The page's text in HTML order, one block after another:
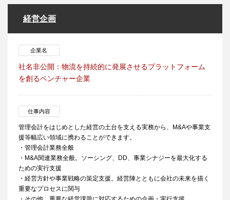
経営企画
企業名
社名非公開：物流を持続的に発展させるプラットフォーム
を創るベンチャー企業
仕事内容
管理会計をはじめとした経営の土台を支える実務から、M&Aや事業支
援等幅広い領域に携わることができます。
・管理会計業務全般
・M&A関連業務全般。ソーシング、DD、事業シナジーを最大化する
ための実行支援
・経営方針や事業戦略の策定支援。経営陣とともに会社の未来を描く
重要なプロセスに関与